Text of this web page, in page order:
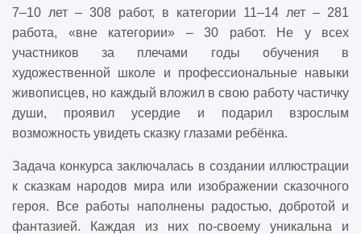
7–10 лет – 308 работ, в категории 11–14 лет – 281
работа, «вне категории» – 30 работ. Не у всех
участников за плечами годы обучения в
художественной школе и профессиональные навыки
живописцев, но каждый вложил в свою работу частичку
души, проявил усердие и подарил взрослым
возможность увидеть сказку глазами ребёнка.
Задача конкурса заключалась в создании иллюстрации
к сказкам народов мира или изображении сказочного
героя. Все работы наполнены радостью, добротой и
фантазией. Каждая из них по-своему уникальна и